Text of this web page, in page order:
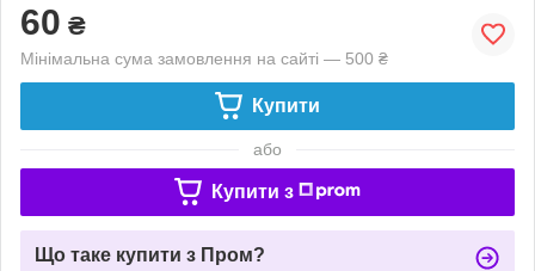
60 ₴
Мінімальна сума замовлення на сайті — 500 ₴
Купити
або
Купити з
Що таке купити з Пром?